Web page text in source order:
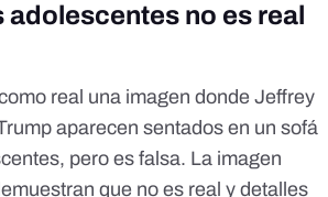
no es real
real una imagen donde Jeffrey
aparecen sentados en un sofá
pero es falsa. La imagen
que no es real y detalles